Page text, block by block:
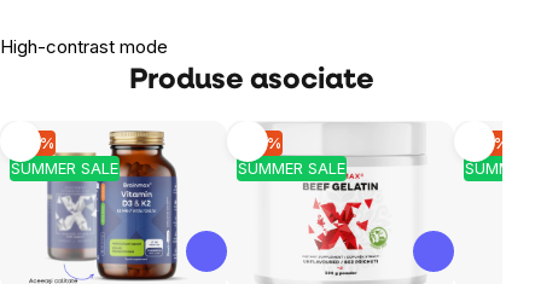
High-contrast mode
Produse asociate
SUMMER SALE
-10 %
SUMMER SALE
-10 %
SUMMER
-10 %